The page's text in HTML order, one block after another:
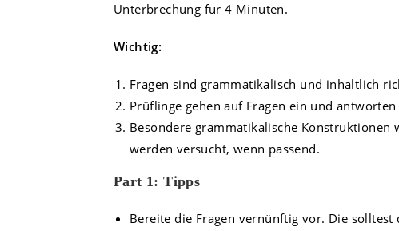
Unterbrechung für 4 Minuten.
Wichtig:
Fragen sind grammatikalisch und inhaltlich
Prüflinge gehen auf Fragen ein und antworten
Besondere grammatikalische Konstruktionen
werden versucht, wenn passend.
Part 1: Tipps
Bereite die Fragen vernünftig vor. Die